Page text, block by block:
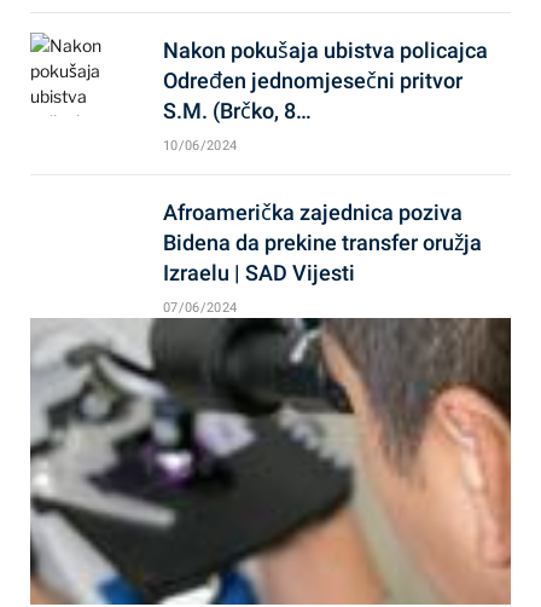
Nakon pokušaja ubistva policajca
Određen jednomjesečni pritvor
S.M. (Brčko, 8…
10/06/2024
Afroamerička zajednica poziva
Bidena da prekine transfer oružja
Izraelu | SAD Vijesti
07/06/2024